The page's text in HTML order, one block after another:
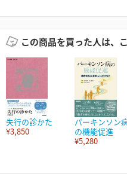
この商品を買った人は、
失行の診かた
¥3,850
パーキンソン
の機能促進
¥5,280